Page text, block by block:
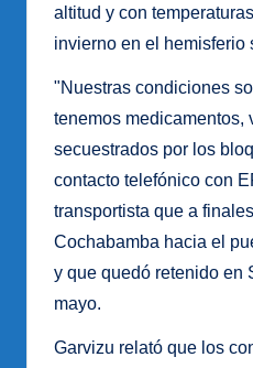
altitud y con
invierno en el hemisferio
"Nuestras condiciones
tenemos medicamentos,
secuestrados por los
contacto telefónico con
transportista que a
Cochabamba hacia el
y que quedó retenido en
mayo.
Garvizu relató que los